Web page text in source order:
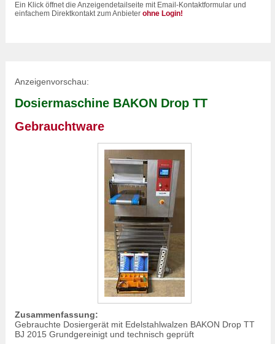
Ein Klick öffnet die Anzeigendetailseite mit Email-Kontaktformular und
einfachem Direktkontakt zum Anbieter ohne Login!
Anzeigenvorschau:
Dosiermaschine BAKON Drop TT
Gebrauchtware
Zusammenfassung:
Gebrauchte Dosiergerät mit Edelstahlwalzen BAKON Drop TT
BJ 2015 Grundgereinigt und technisch geprüft